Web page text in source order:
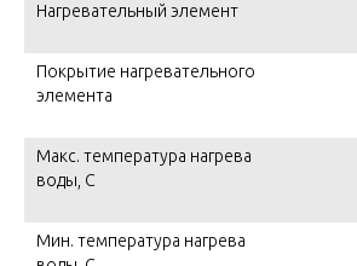
Нагревательный элемент
Покрытие нагревательного
элемента
Макс. температура нагрева
воды, C
Мин. температура нагрева